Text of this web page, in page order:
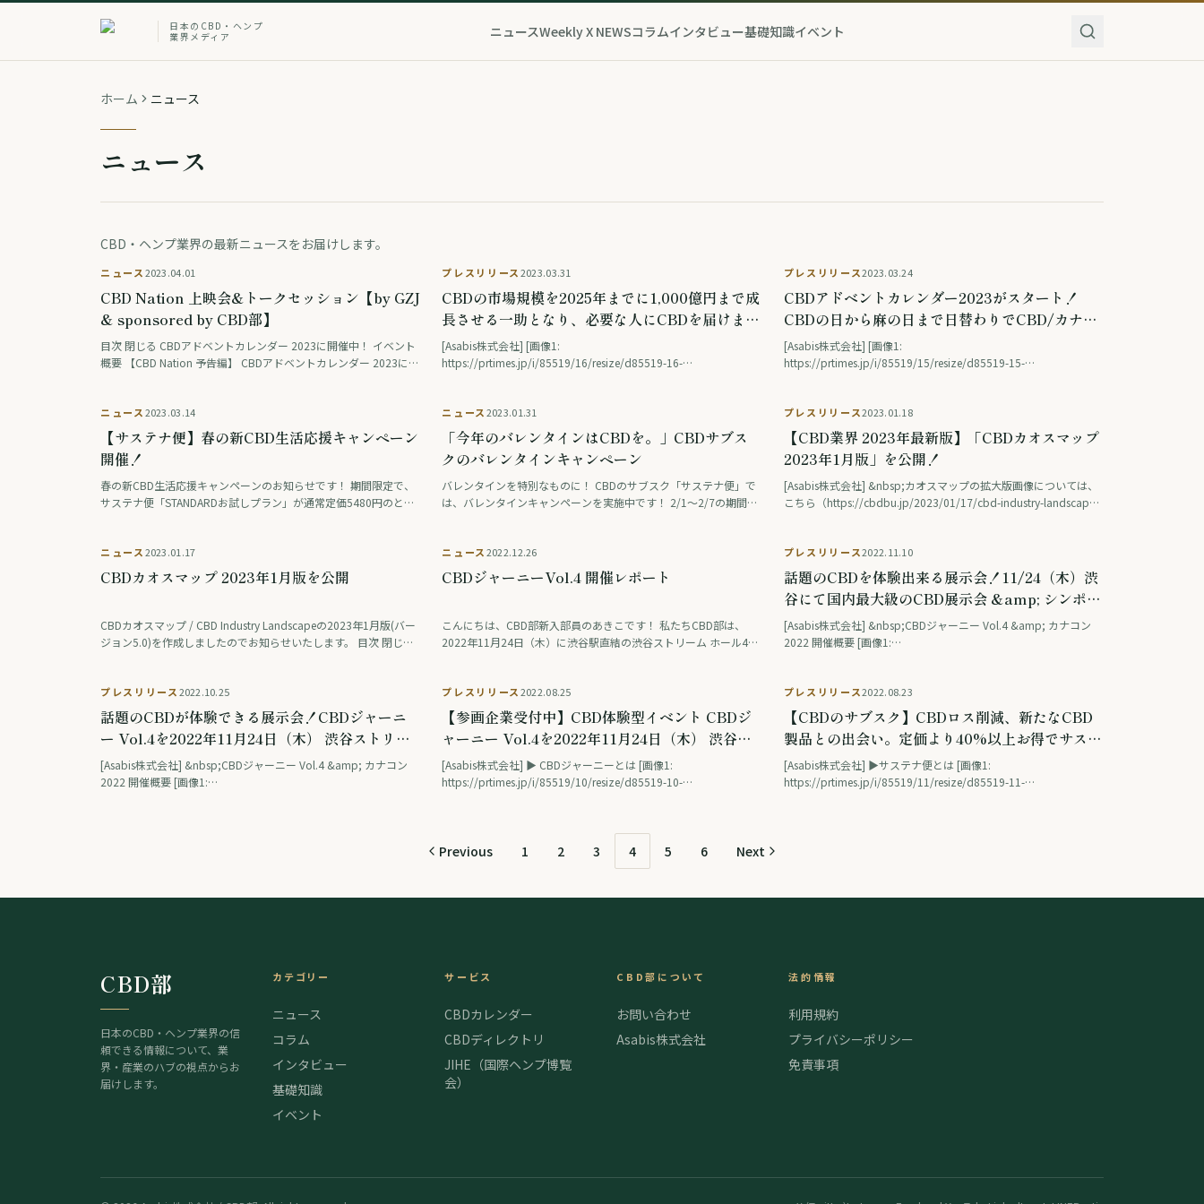
日本のCBD・ヘンプ
業界メディア
ニュースWeekly X NEWSコラムインタビュー基礎知識イベント
ホーム ニュース
ニュース
CBD・ヘンプ業界の最新ニュースをお届けします。
ニュース2023.04.01
CBD Nation 上映会&トークセッション【by GZJ
& sponsored by CBD部】
目次 閉じる CBDアドベントカレンダー 2023に開催中！ イベント
概要 【CBD Nation 予告編】 CBDアドベントカレンダー 2023に開
プレスリリース2023.03.31
CBDの市場規模を2025年までに1,000億円まで成
長させる一助となり、必要な人にCBDを届けま
す。
[Asabis株式会社] [画像1:
https://prtimes.jp/i/85519/16/resize/d85519-16-
で繋がるコミュ...
プレスリリース2023.03.24
CBDアドベントカレンダー2023がスタート！
CBDの日から麻の日まで日替わりでCBD/カナビ
ス関連コンテンツを発信！
[Asabis株式会社] [画像1:
https://prtimes.jp/i/85519/15/resize/d85519-15-
で注目を...
ニュース2023.03.14
【サステナ便】春の新CBD生活応援キャンペーン
開催！
春の新CBD生活応援キャンペーンのお知らせです！ 期間限定で、
サステナ便「STANDARDお試しプラン」が通常定価5480円のとこ
ニュース2023.01.31
「今年のバレンタインはCBDを。」CBDサブス
クのバレンタインキャンペーン
バレンタインを特別なものに！ CBDのサブスク「サステナ便」で
は、バレンタインキャンペーンを実施中です！ 2/1〜2/7の期間中
プレスリリース2023.01.18
【CBD業界 2023年最新版】「CBDカオスマップ
2023年1月版」を公開！
[Asabis株式会社] &nbsp;カオスマップの拡大版画像については、
こちら（https://cbdbu.jp/2023/01/17/cbd-industry-landscape-
ニュース2023.01.17
CBDカオスマップ 2023年1月版を公開
CBDカオスマップ / CBD Industry Landscapeの2023年1月版(バー
ジョン5.0)を作成しましたのでお知らせいたします。 目次 閉じる
ニュース2022.12.26
CBDジャーニーVol.4 開催レポート
こんにちは、CBD部新入部員のあきこです！ 私たちCBD部は、
2022年11月24日（木）に渋谷駅直結の渋谷ストリーム ホール4
プレスリリース2022.11.10
話題のCBDを体験出来る展示会！11/24（木）渋
谷にて国内最大級のCBD展示会 &amp; シンポジ
ウムを開催。50社以上のCBD企業参画や、各領
域の有識者登壇。最新トレンドや来年に迫る法改
[Asabis株式会社] &nbsp;CBDジャーニー Vol.4 &amp; カナコン
2022 開催概要 [画像1:
Vol.4では、渋谷駅直結の...
プレスリリース2022.10.25
話題のCBDが体験できる展示会！CBDジャーニ
ー Vol.4を2022年11月24日（木） 渋谷ストリー
ム ホールにて開催！同会場にてカナコン2022を
同時開催！【来場者受付中】
[Asabis株式会社] &nbsp;CBDジャーニー Vol.4 &amp; カナコン
2022 開催概要 [画像1:
プレスリリース2022.08.25
【参画企業受付中】CBD体験型イベント CBDジ
ャーニー Vol.4を2022年11月24日（木） 渋谷に
て開催！会場は渋谷駅直結の渋谷ストリーム ホー
ル4階~6階を貸し切り！
[Asabis株式会社] ▶︎ CBDジャーニーとは [画像1:
https://prtimes.jp/i/85519/10/resize/d85519-10-
プレスリリース2022.08.23
【CBDのサブスク】CBDロス削減、新たなCBD
製品との出会い。定価より40%以上お得でサステ
ィナブルなCBDの定期便「サステナ便」を先着
100名様限定で8月23日よりリリース！
[Asabis株式会社] ▶︎サステナ便とは [画像1:
https://prtimes.jp/i/85519/11/resize/d85519-11-
Previous 1 2 3 4 5 6 Next
CBD部
日本のCBD・ヘンプ業界の信
頼できる情報について、業
界・産業のハブの視点からお
届けします。
カテゴリー
ニュース
コラム
インタビュー
基礎知識
イベント
サービス
CBDカレンダー
CBDディレクトリ
JIHE（国際ヘンプ博覧
会）
CBD部について
お問い合わせ
Asabis株式会社
法的情報
利用規約
プライバシーポリシー
免責事項